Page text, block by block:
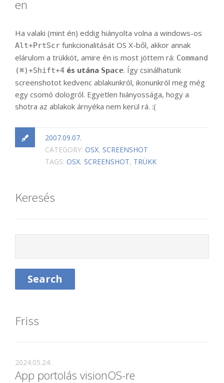
en
Ha valaki (mint én) eddig hiányolta volna a windows-os
Alt+PrtScr funkcionalitását OS X-ből, akkor annak
elárulom a trükköt, amire én is most jöttem rá: Command
(⌘)+Shift+4 és utána Space. Így csinálhatunk
screenshotot kedvenc ablakunkról, ikonunkról meg még
egy csomó dologról. Egyetlen hiányossága, hogy a
shotra az ablakok árnyéka nem kerül rá. :(
2007.09.07.
CATEGORY: OSX, SCREENSHOT
TAGS: OSX, SCREENSHOT, TRÜKK
Keresés
Friss
App portolás visionOS-re
2024.05.24.